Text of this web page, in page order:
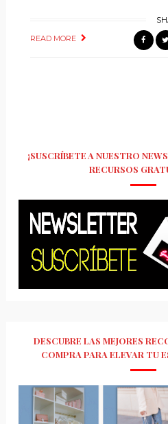
READ MORE
¡SUSCRÍBETE A NUESTRO
RECURSOS
DESCUBRE LAS MEJORES
COMPRA PARA ELEVAR TU